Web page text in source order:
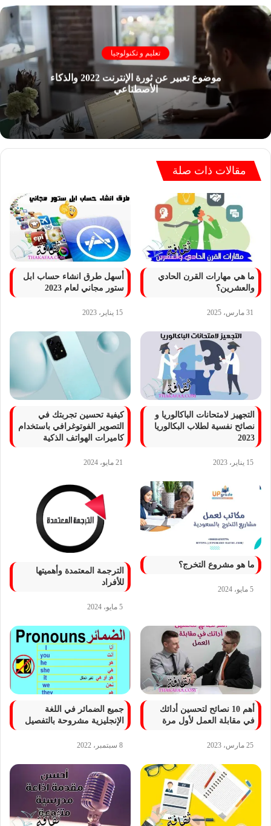
تعليم و تكنولوجيا
موضوع تعبير عن ثورة الإنترنت 2022 والذكاء
الأصطناعي
مقالات ذات صلة
ما هي مهارات القرن الحادي
والعشرين؟
31 مارس، 2025
أسهل طرق انشاء حساب ابل
ستور مجاني لعام 2023
15 يناير، 2023
التجهيز لامتحانات الباكالوريا و
نصائح نفسية لطلاب البكالوريا
2023
15 يناير، 2023
كيفية تحسين تجربتك في
التصوير الفوتوغرافي باستخدام
كاميرات الهواتف الذكية
21 مايو، 2024
ما هو مشروع التخرج؟
5 مايو، 2024
الترجمة المعتمدة وأهميتها
للأفراد
5 مايو، 2024
أهم 10 نصائح لتحسين أدائك
في مقابلة العمل لأول مرة
25 مارس، 2023
جميع الضمائر في اللغة
الإنجليزية مشروحة بالتفصيل
8 سبتمبر، 2022